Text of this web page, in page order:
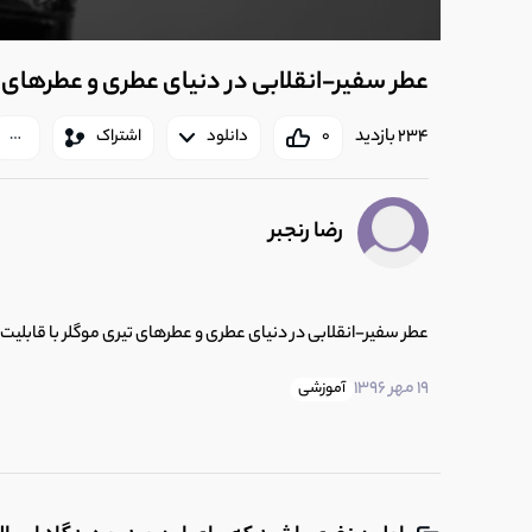
عطر سفیر-انقلابی در دنیای عطری و عطرهای
0 دانلود اشتراک 234 بازدید
رضا رنجبر
عطر سفیر-انقلابی در دنیای عطری و عطرهای تیری موگلر با
19 مهر 1396
آموزشی